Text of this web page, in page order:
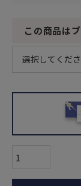
この商品は